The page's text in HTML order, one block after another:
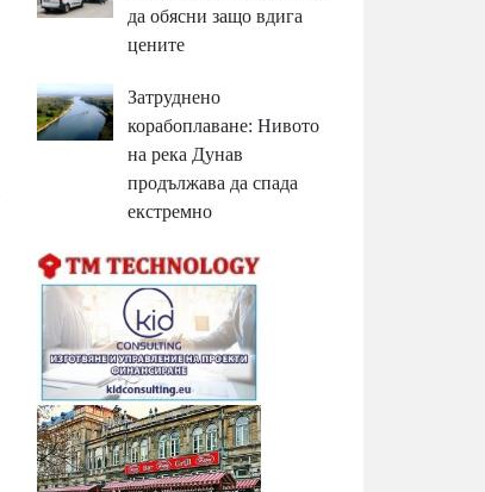
да обясни защо вдига
цените
Затруднено
корабоплаване: Нивото
на река Дунав
продължава да спада
екстремно